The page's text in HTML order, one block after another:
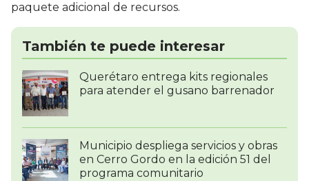
paquete adicional de recursos.
También te puede interesar
Querétaro entrega kits regionales
para atender el gusano barrenador
Municipio despliega servicios y obras
en Cerro Gordo en la edición 51 del
programa comunitario